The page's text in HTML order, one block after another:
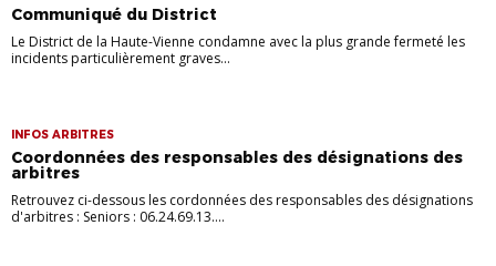
Communiqué du District
Le District de la Haute-Vienne condamne avec la plus grande fermeté les
incidents particulièrement graves...
INFOS ARBITRES
Coordonnées des responsables des désignations des
arbitres
Retrouvez ci-dessous les cordonnées des responsables des désignations
d'arbitres : Seniors : 06.24.69.13....